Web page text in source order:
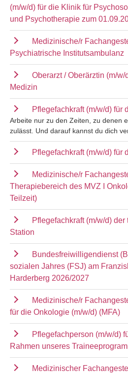
(m/w/d) für die Klinik für
und Psychotherapie zum
Medizinische/r
Psychiatrische Institutsambulanz
Oberarzt / Oberärztin (m/w/
Medizin
Pflegefachkraft (m/w/d) für
Arbeite nur zu den Zeiten, zu denen
zulässt. Und darauf kannst du dich
Pflegefachkraft (m/w/d) für
Medizinische/r
Therapiebereich des MVZ I
Teilzeit)
Pflegefachkraft (m/w/d)
Station
Bundesfreiwilligendienst
sozialen Jahres (FSJ) am
Harderberg 2026/2027
Medizinische/r
für die Onkologie (m/w/d) (MFA)
Pflegefachperson (m/w/d)
Rahmen unseres
Medizinischer